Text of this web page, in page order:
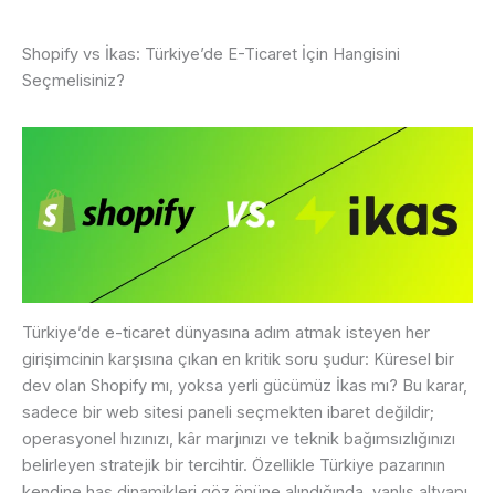
Shopify vs İkas: Türkiye’de E-Ticaret İçin Hangisini
Seçmelisiniz?
Türkiye’de e-ticaret dünyasına adım atmak isteyen her
girişimcinin karşısına çıkan en kritik soru şudur: Küresel bir
dev olan Shopify mı, yoksa yerli gücümüz İkas mı? Bu karar,
sadece bir web sitesi paneli seçmekten ibaret değildir;
operasyonel hızınızı, kâr marjınızı ve teknik bağımsızlığınızı
belirleyen stratejik bir tercihtir. Özellikle Türkiye pazarının